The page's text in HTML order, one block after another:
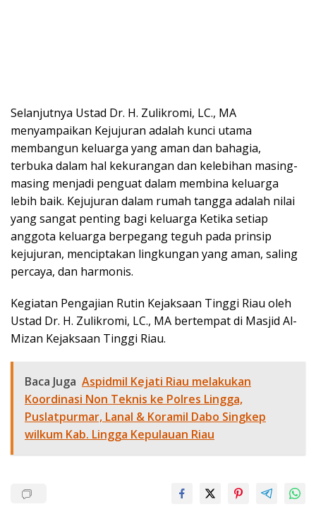
Selanjutnya Ustad Dr. H. Zulikromi, LC., MA
menyampaikan Kejujuran adalah kunci utama
membangun keluarga yang aman dan bahagia,
terbuka dalam hal kekurangan dan kelebihan masing-
masing menjadi penguat dalam membina keluarga
lebih baik. Kejujuran dalam rumah tangga adalah nilai
yang sangat penting bagi keluarga Ketika setiap
anggota keluarga berpegang teguh pada prinsip
kejujuran, menciptakan lingkungan yang aman, saling
percaya, dan harmonis.
Kegiatan Pengajian Rutin Kejaksaan Tinggi Riau oleh
Ustad Dr. H. Zulikromi, LC., MA bertempat di Masjid Al-
Mizan Kejaksaan Tinggi Riau.
Baca Juga Aspidmil Kejati Riau melakukan
Koordinasi Non Teknis ke Polres Lingga,
Puslatpurmar, Lanal & Koramil Dabo Singkep
wilkum Kab. Lingga Kepulauan Riau